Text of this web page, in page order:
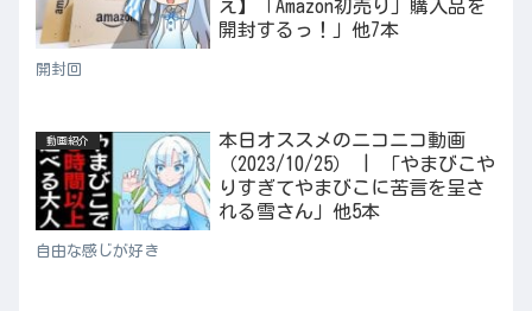
え】「Amazon初売り」購入品を
開封するっ！」他7本
開封回
動画紹介
本日オススメのニコニコ動画
（2023/10/25） | 「やまびこや
りすぎてやまびこに苦言を呈さ
れる雪さん」他5本
自由な感じが好き